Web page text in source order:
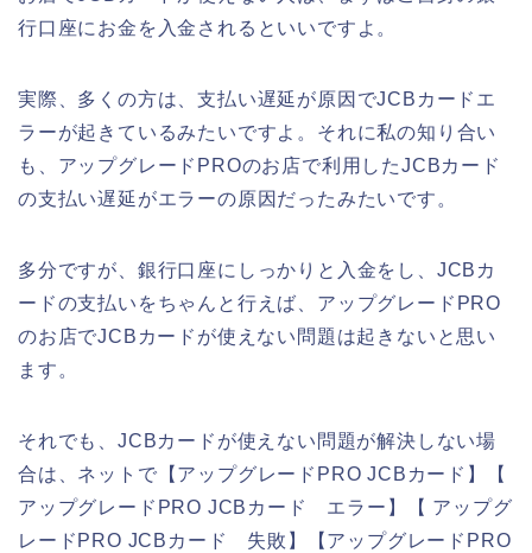
行口座にお金を入金されるといいですよ。
実際、多くの方は、支払い遅延が原因でJCBカードエ
ラーが起きているみたいですよ。それに私の知り合い
も、アップグレードPROのお店で利用したJCBカード
の支払い遅延がエラーの原因だったみたいです。
多分ですが、銀行口座にしっかりと入金をし、JCBカ
ードの支払いをちゃんと行えば、アップグレードPRO
のお店でJCBカードが使えない問題は起きないと思い
ます。
それでも、JCBカードが使えない問題が解決しない場
合は、ネットで【アップグレードPRO JCBカード】【
アップグレードPRO JCBカード エラー】【 アップグ
レードPRO JCBカード 失敗】【アップグレードPRO